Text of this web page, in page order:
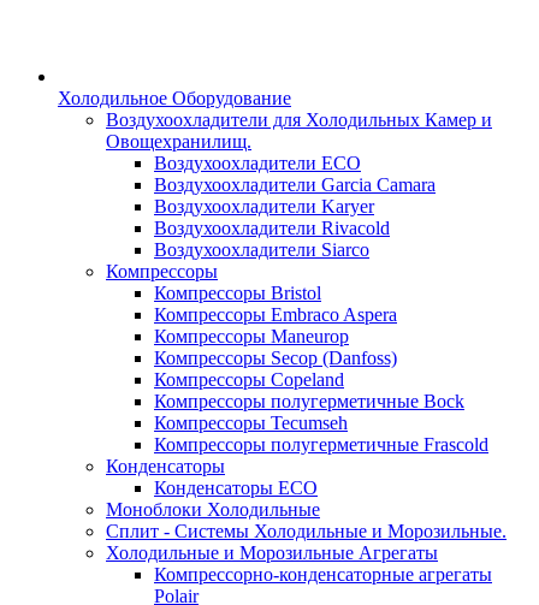
Холодильное Оборудование
Воздухоохладители для Холодильных Камер и
Овощехранилищ.
Воздухоохладители ECO
Воздухоохладители Garcia Camara
Воздухоохладители Karyer
Воздухоохладители Rivacold
Воздухоохладители Siarco
Компрессоры
Компрессоры Bristol
Компрессоры Embraco Aspera
Компрессоры Maneurop
Компрессоры Secop (Danfoss)
Компрессоры Copeland
Компрессоры полугерметичные Bock
Компрессоры Tecumseh
Компрессоры полугерметичные Frascold
Конденсаторы
Конденсаторы ECO
Моноблоки Холодильные
Сплит - Системы Холодильные и Морозильные.
Холодильные и Морозильные Агрегаты
Компрессорно-конденсаторные агрегаты
Polair